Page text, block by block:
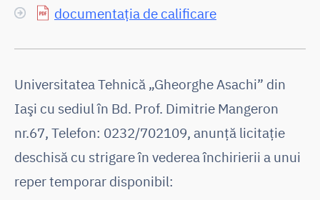
documentația de calificare
Universitatea Tehnică „Gheorghe Asachi” din
Iaşi cu sediul în Bd. Prof. Dimitrie Mangeron
nr.67, Telefon: 0232/702109, anunţă licitaţie
deschisă cu strigare în vederea închirierii a unui
reper temporar disponibil: